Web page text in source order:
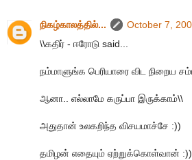
நிகழ்காலத்தில்...
October 7,
\\கதிர் - ஈரோடு said...
நம்மாளுங்க பெரியாரை விட நிறைய
ஆனா.. எல்லாமே கருப்பா இருக்காம்\\
அதுதான் உலகறிந்த விசயமாச்சே :))
தமிழன் எதையும் ஏற்றுக்கொள்வான் :))